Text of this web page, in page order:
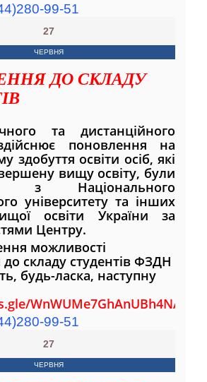
99-51
27
ЧЕРВНЯ
ДО СКЛАДУ
та дистанційного
поновлення на
здобуття освіти осіб, які
вищу освіту, були
з Національного
університету та інших
освіти України за
Центру.
можливості
складу студентів ФЗДН
будь-ласка, наступну
WnWUMe7GhAnUBh4NA
99-51
27
ЧЕРВНЯ